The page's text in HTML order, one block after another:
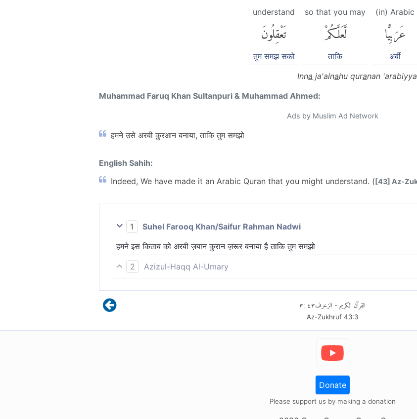
(in) Arabic
عَرَبِيًّا
अर्बी
so that you may
لَّعَلَّكُمْ
ताकि
understand
تَعْقِلُونَ
तुम समझ सको
Inna ja'alnahu quranan
Muhammad Faruq Khan Sultanpuri & Muhammad Ahmed:
Ads by Muslim Ad Network
हमने उसे अरबी क़ुरआन बनाया, ताकि तुम समझो
English Sahih:
Indeed, We have made it an Arabic Quran that you might understand. ([43] Az-
1
Suhel Farooq Khan/Saifur Rahman Nadwi
हमने इस किताब को अरबी ज़बान कुरान ज़रूर बनाया है ताकि तुम समझो
2
Azizul-Haqq Al-Umary
القرآن الكريم - الزخرف٤٣ :٣
Az-Zukhruf43:3
Donate
Please support us by making a donation